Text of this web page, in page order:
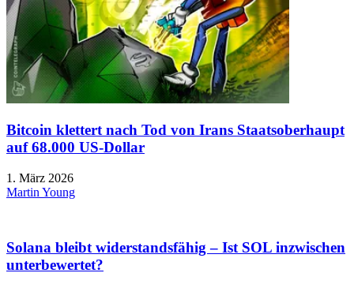
Bitcoin klettert nach Tod von Irans Staatsoberhaupt
auf 68.000 US-Dollar
1. März 2026
Martin Young
Solana bleibt widerstandsfähig – Ist SOL inzwischen
unterbewertet?